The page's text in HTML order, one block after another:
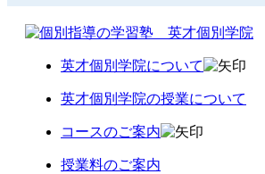
英才個別学院について
英才個別学院の授業について
コースのご案内
授業料のご案内